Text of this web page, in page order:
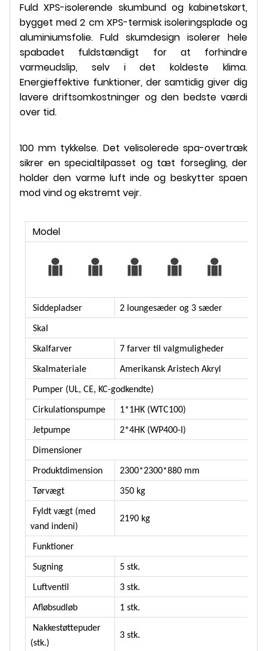
Fuld XPS-isolerende skumbund og kabinetskørt,
bygget med 2 cm XPS-termisk isoleringsplade og
aluminiumsfolie. Fuld skumdesign isolerer hele
spabadet fuldstændigt for at forhindre
varmeudslip, selv i det koldeste klima.
Energieffektive funktioner, der samtidig giver dig
lavere driftsomkostninger og den bedste værdi
over tid.
100 mm tykkelse. Det velisolerede spa-overtræk
sikrer en specialtilpasset og tæt forsegling, der
holder den varme luft inde og beskytter spaen
mod vind og ekstremt vejr.
Model
Siddepladser 2 loungesæder og 3 sæder
Skal
Skalfarver 7 farver til valgmuligheder
Skalmateriale Amerikansk Aristech Akryl
Pumper (UL, CE, KC-godkendte)
Cirkulationspumpe 1*1HK (WTC100)
Jetpumpe 2*4HK (WP400-I)
Dimensioner
Produktdimension 2300*2300*880 mm
Tørvægt 350 kg
Fyldt vægt (med
vand indeni)
2190 kg
Funktioner
Sugning 5 stk.
Luftventil 3 stk.
Afløbsudløb 1 stk.
Nakkestøttepuder
(stk.)
3 stk.